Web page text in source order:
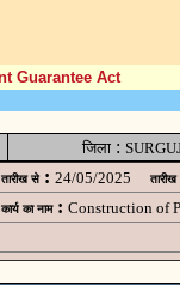
Guarantee Act
जिला:
तारीख से : 24/05/2025 तारीख
कार्य का नाम : Construction of